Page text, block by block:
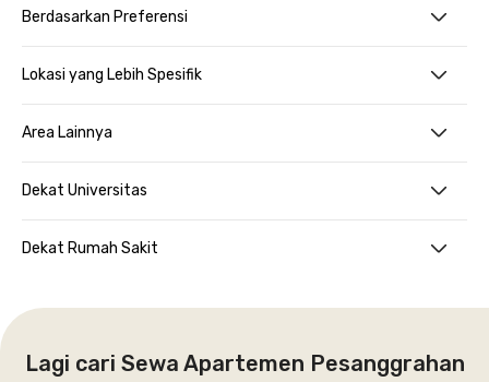
Berdasarkan Preferensi
Lokasi yang Lebih Spesifik
Area Lainnya
Dekat Universitas
Dekat Rumah Sakit
Lagi cari Sewa Apartemen Pesanggrahan